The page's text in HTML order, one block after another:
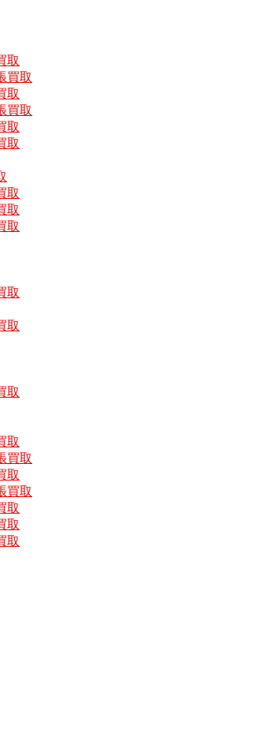
取
買取
取
買取
取
取
取
取
取
取
取
取
取
買取
取
買取
取
取
取